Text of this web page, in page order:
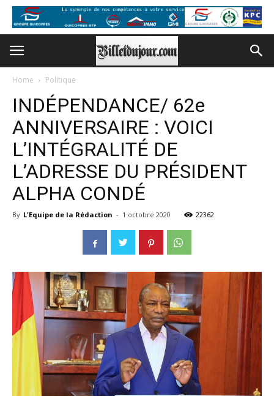
Home Politique
INDÉPENDANCE/ 62e
ANNIVERSAIRE : VOICI
L’INTÉGRALITÉ DE
L’ADRESSE DU PRÉSIDENT
ALPHA CONDÉ
By L'Equipe de la Rédaction - 1 octobre 2020 22362